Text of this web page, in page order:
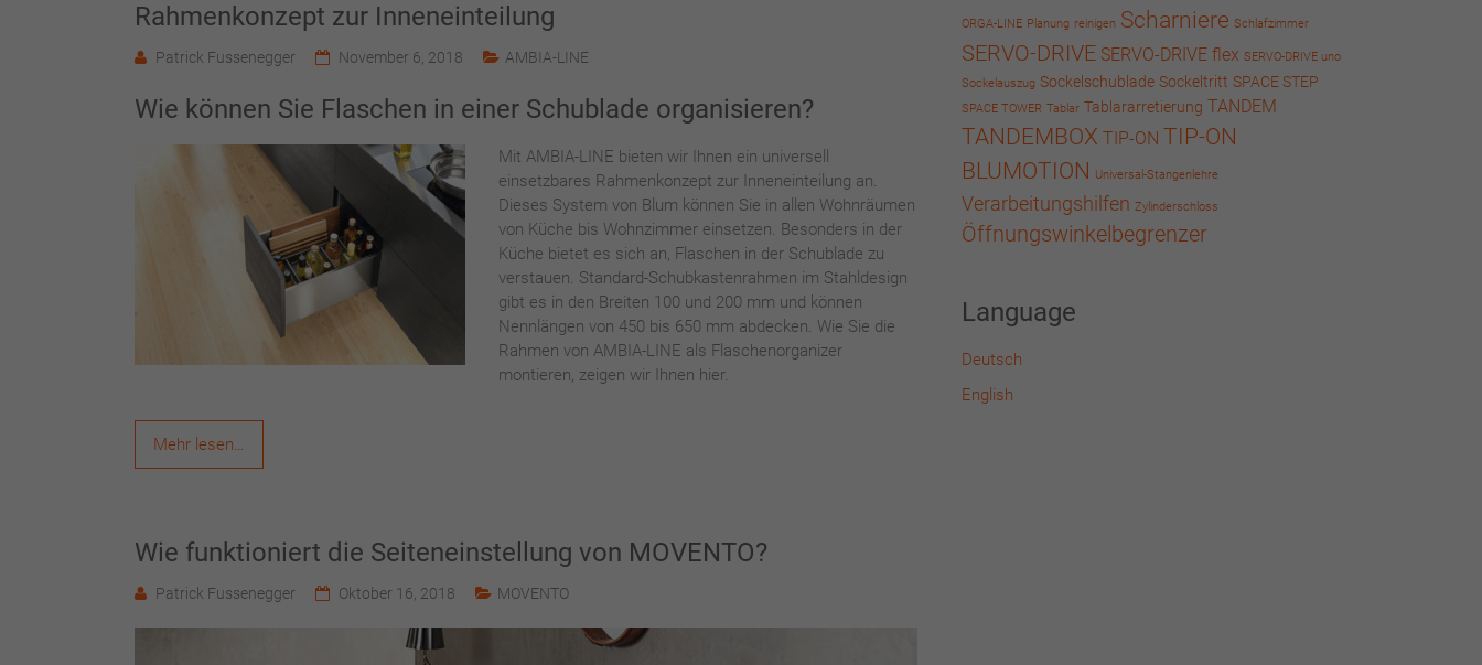
Rahmenkonzept zur Inneneinteilung
Patrick Fussenegger November 6, 2018 AMBIA-LINE
Wie können Sie Flaschen in einer Schublade organisieren?
Mit AMBIA-LINE bieten wir Ihnen ein universell
einsetzbares Rahmenkonzept zur Inneneinteilung an.
Dieses System von Blum können Sie in allen Wohnräumen
von Küche bis Wohnzimmer einsetzen. Besonders in der
Küche bietet es sich an, Flaschen in der Schublade zu
verstauen. Standard-Schubkastenrahmen im Stahldesign
gibt es in den Breiten 100 und 200 mm und können
Nennlängen von 450 bis 650 mm abdecken. Wie Sie die
Rahmen von AMBIA-LINE als Flaschenorganizer
montieren, zeigen wir Ihnen hier.
Mehr lesen…
Wie funktioniert die Seiteneinstellung von MOVENTO?
Patrick Fussenegger Oktober 16, 2018 MOVENTO
ORGA-LINE Planung reinigen Scharniere Schlafzimmer
SERVO-DRIVE SERVO-DRIVE flex SERVO-DRIVE uno
Sockelauszug Sockelschublade Sockeltritt SPACE STEP
SPACE TOWER Tablar Tablararretierung TANDEM
TANDEMBOX TIP-ON TIP-ON
BLUMOTION Universal-Stangenlehre
Verarbeitungshilfen Zylinderschloss
Öffnungswinkelbegrenzer
Language
Deutsch
English